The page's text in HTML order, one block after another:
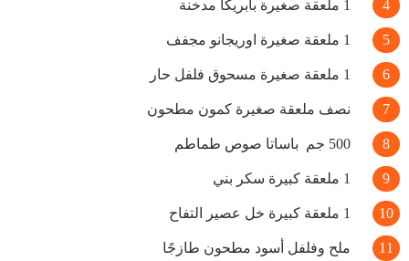
اوريجانو مجفف
نصف ملعقة صغيرة كمون مطحون
ملح وفلفل أسود مطحون طازجًا